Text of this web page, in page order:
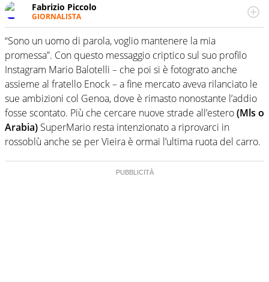
Fabrizio Piccolo
GIORNALISTA
Nella sua carriera ha seguito numerose manifestazioni
sportive e collaborato con agenzie e testate. Esperienza,
competenza, conoscenza e memoria storica. Si occupa
prevalentemente di calcio
“Sono un uomo di parola, voglio mantenere la mia
promessa”. Con questo messaggio criptico sul suo profilo
Instagram Mario Balotelli – che poi si è fotograto anche
assieme al fratello Enock – a fine mercato aveva rilanciato le
sue ambizioni col Genoa, dove è rimasto nonostante l’addio
fosse scontato. Più che cercare nuove strade all’estero(Mls o
Arabia) SuperMario resta intenzionato a riprovarci in
rossoblù anche se per Vieira è ormai l’ultima ruota del carro.